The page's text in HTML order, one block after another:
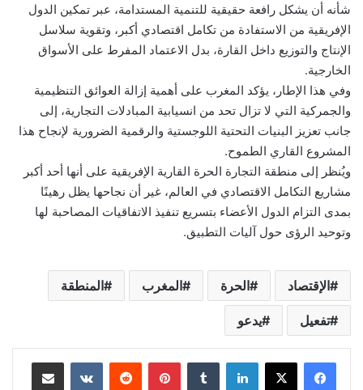
شأنه أن يشكل رافعة حقيقية للتنمية المستدامة، عبر تمكين الدول
الإفريقية من الاستفادة من تكامل اقتصادي أكبر، وتقوية سلاسل
الإنتاج والتوزيع داخل القارة، بدل الاعتماد المفرط على الأسواق
الخارجية.
وفي هذا الإطار، يؤكد المغرب على أهمية إزالة العوائق التنظيمية
والجمركية التي لا تزال تحد من انسيابية المبادلات التجارية، إلى
جانب تعزيز البنيات التحتية اللوجستية والرقمية الضرورية لإنجاح هذا
المشروع القاري الطموح.
ويُنظر إلى منطقة التجارة الحرة القارية الإفريقية على أنها أحد أكبر
مشاريع التكامل الاقتصادي في العالم، غير أن نجاحها يظل رهينًا
بمدى التزام الدول الأعضاء بتسريع تنفيذ الاتفاقيات المصاحبة لها
وتوحيد الرؤى حول آليات التطبيق.
الإقتصاد الحرة المغرب المنطقة
تفعيل يدعو
لينكدإن بينتيريست مشاركة عبر البريد